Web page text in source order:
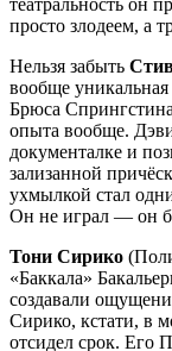
театральность он
просто злодеем, а
Нельзя забыть
вообще
Брюса
опыта вообще.
документалке и
зализанной
ухмылкой стал
Он не играл — он
Тони Сирико
«Баккала»
создавали
Сирико, кстати, в
отсидел срок.